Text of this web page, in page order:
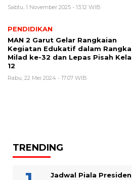
Sabtu, 1 November 2025 - 13:12 WIB
PENDIDIKAN
MAN 2 Garut Gelar Rangkaian
Kegiatan Edukatif dalam Rangka
Milad ke-32 dan Lepas Pisah
12
Rabu, 22 Mei 2024 - 17:07 WIB
TRENDING
Jadwal Piala